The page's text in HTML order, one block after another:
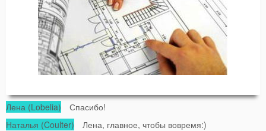
Лена (Lobelia) Спасибо!
Наталья (Coulter) Лена, главное, чтобы вовремя:)